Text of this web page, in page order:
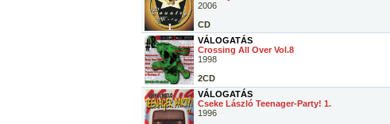
2006
CD
VÁLOGATÁS
Crossing All Over Vol.8
1998
2CD
VÁLOGATÁS
Cseke László Teenager-Party! 1.
1996